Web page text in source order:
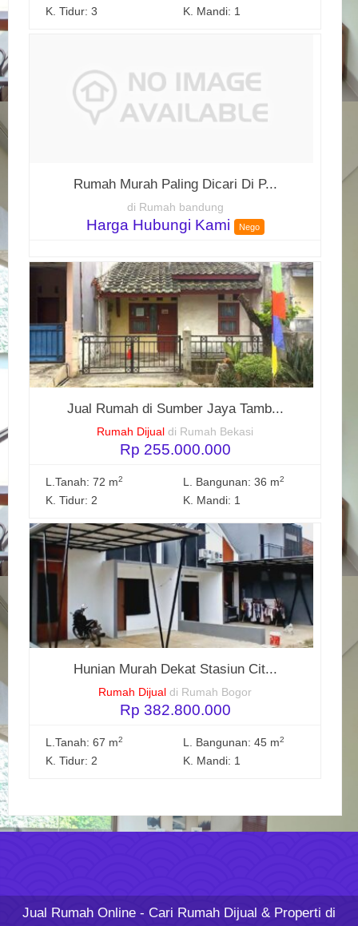
K. Tidur: 3 K. Mandi: 1
Rumah Murah Paling Dicari Di P...
di Rumah bandung
Harga Hubungi Kami Nego
Jual Rumah di Sumber Jaya Tamb...
Rumah Dijual di Rumah Bekasi
Rp 255.000.000
L.Tanah: 72 m2 L. Bangunan: 36 m2
K. Tidur: 2 K. Mandi: 1
Hunian Murah Dekat Stasiun Cit...
Rumah Dijual di Rumah Bogor
Rp 382.800.000
L.Tanah: 67 m2 L. Bangunan: 45 m2
K. Tidur: 2 K. Mandi: 1
Jual Rumah Online - Cari Rumah Dijual & Properti di